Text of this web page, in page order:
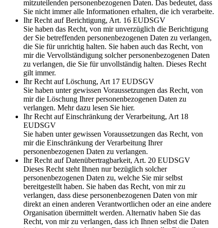
mitzuteilenden personenbezogenen Daten. Das bedeutet, dass
Sie nicht immer alle Informationen erhalten, die ich verarbeite.
Ihr Recht auf Berichtigung, Art. 16 EUDSGV
Sie haben das Recht, von mir unverzüglich die Berichtigung
der Sie betreffenden personenbezogenen Daten zu verlangen,
die Sie für unrichtig halten. Sie haben auch das Recht, von
mir die Vervollständigung solcher personenbezogenen Daten
zu verlangen, die Sie für unvollständig halten. Dieses Recht
gilt immer.
Ihr Recht auf Löschung, Art 17 EUDSGV
Sie haben unter gewissen Voraussetzungen das Recht, von
mir die Löschung Ihrer personenbezogenen Daten zu
verlangen. Mehr dazu lesen Sie hier.
Ihr Recht auf Einschränkung der Verarbeitung, Art 18
EUDSGV
Sie haben unter gewissen Voraussetzungen das Recht, von
mir die Einschränkung der Verarbeitung Ihrer
personenbezogenen Daten zu verlangen.
Ihr Recht auf Datenübertragbarkeit, Art. 20 EUDSGV
Dieses Recht steht Ihnen nur bezüglich solcher
personenbezogenen Daten zu, welche Sie mir selbst
bereitgestellt haben. Sie haben das Recht, von mir zu
verlangen, dass diese personenbezogenen Daten von mir
direkt an einen anderen Verantwortlichen oder an eine andere
Organisation übermittelt werden. Alternativ haben Sie das
Recht, von mir zu verlangen, dass ich Ihnen selbst die Daten